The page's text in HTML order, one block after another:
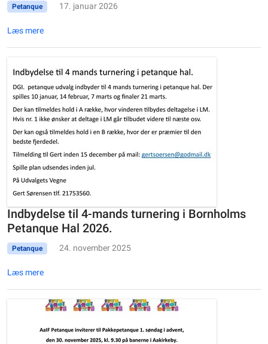
Petanque 17. januar 2026
Læs mere
Indbydelse til 4-mands turnering i Bornholms
Petanque Hal 2026.
Petanque 24. november 2025
Læs mere